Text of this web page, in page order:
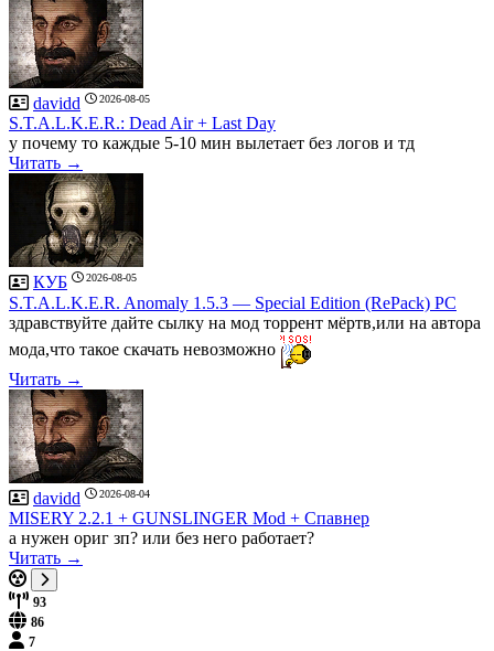
davidd 2026-08-05
S.T.A.L.K.E.R.: Dead Air + Last Day
у почему то каждые 5-10 мин вылетает без логов и тд
Читать →
КУБ 2026-08-05
S.T.A.L.K.E.R. Anomaly 1.5.3 — Special Edition (RePack) PC
здравствуйте дайте сылку на мод торрент мёртв,или на автора
мода,что такое скачать невозможно
Читать →
davidd 2026-08-04
MISERY 2.2.1 + GUNSLINGER Mod + Спавнер
а нужен ориг зп? или без него работает?
Читать →
93
86
7